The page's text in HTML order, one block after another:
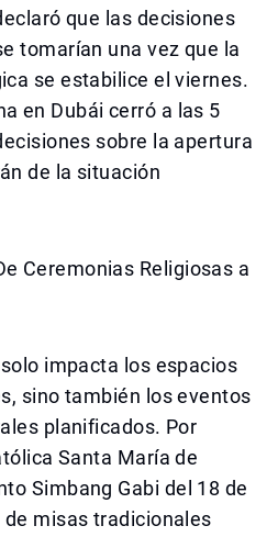
que las decisiones
tomarían una vez que la
se estabilice el viernes.
en Dubái cerró a las 5
sobre la apertura
de la situación
Ceremonias Religiosas a
impacta los espacios
sino también los eventos
planificados. Por
Santa María de
Simbang Gabi del 18 de
misas tradicionales